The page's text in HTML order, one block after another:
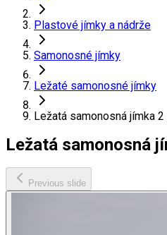
Plastové jímky a nádrže
Samonosné jímky
Ležaté samonosné jímky
Ležatá samonosná jímka 2
Ležatá samonosná
Previous slide